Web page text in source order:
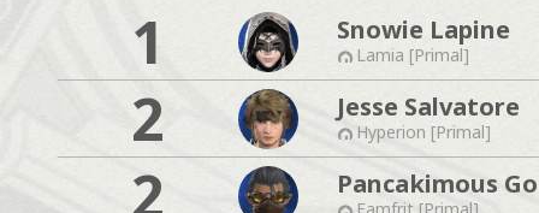
1 Snowie Lapine
Lamia [Primal]
2 Jesse Salvatore
Hyperion [Primal]
2 Pancakimous